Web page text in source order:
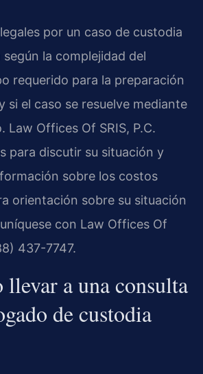
por un caso de custodia
la complejidad del
requerido para la preparación
si el caso se resuelve mediante
Law Offices Of SRIS, P.C.
para discutir su situación y
sobre los costos
orientación sobre su situación
con Law Offices Of
437-7747.
llevar a una consulta
de custodia